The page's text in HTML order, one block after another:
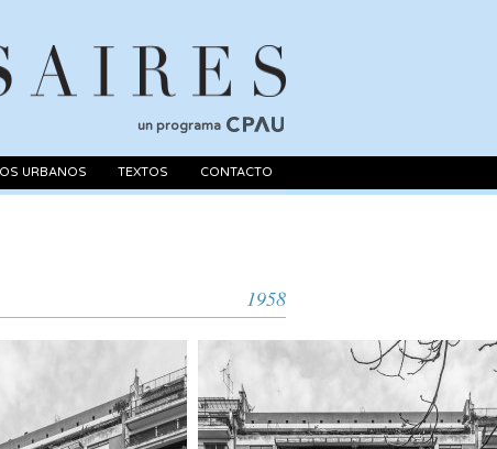
un programa
URBANOS TEXTOS CONTACTO
1958